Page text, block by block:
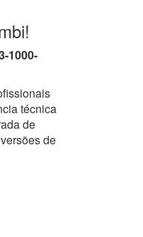
1000-
técnica
de
de